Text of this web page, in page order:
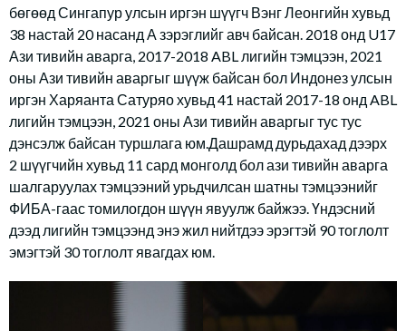
бөгөөд Сингапур улсын иргэн шүүгч Вэнг Леонгийн хувьд
38 настай 20 насанд А зэрэглийг авч байсан. 2018 онд U17
Ази тивийн аварга, 2017-2018 ABL лигийн тэмцээн, 2021
оны Ази тивийн аваргыг шүүж байсан бол Индонез улсын
иргэн Харяанта Сатуряо хувьд 41 настай 2017-18 онд ABL
лигийн тэмцээн, 2021 оны Ази тивийн аваргыг тус тус
дэнсэлж байсан туршлага юм.Дашрамд дурьдахад дээрх
2 шүүгчийн хувьд 11 сард монголд бол ази тивийн аварга
шалгаруулах тэмцээний урьдчилсан шатны тэмцээнийг
ФИБА-гаас томилогдон шүүн явуулж байжээ. Үндэсний
дээд лигийн тэмцээнд энэ жил нийтдээ эрэгтэй 90 тоглолт
эмэгтэй 30 тоглолт явагдах юм.